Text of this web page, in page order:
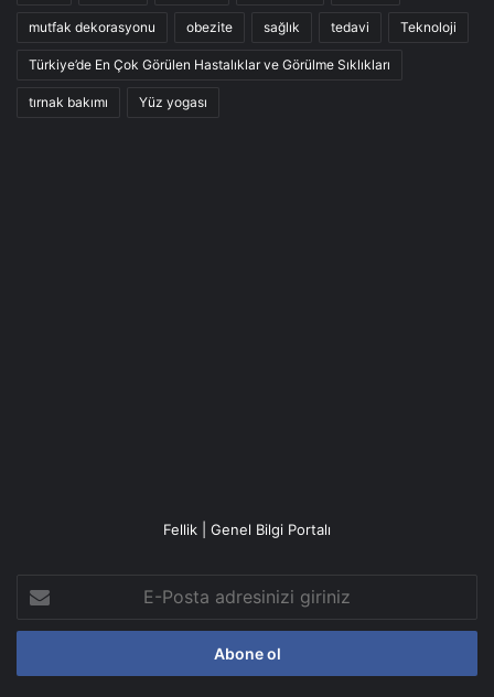
mutfak dekorasyonu obezite sağlık tedavi Teknoloji
Türkiye’de En Çok Görülen Hastalıklar ve Görülme Sıklıkları
tırnak bakımı Yüz yogası
Fellik | Genel Bilgi Portalı
Posta
adresinizi